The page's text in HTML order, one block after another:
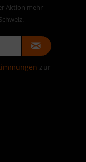
Aktion mehr
zur